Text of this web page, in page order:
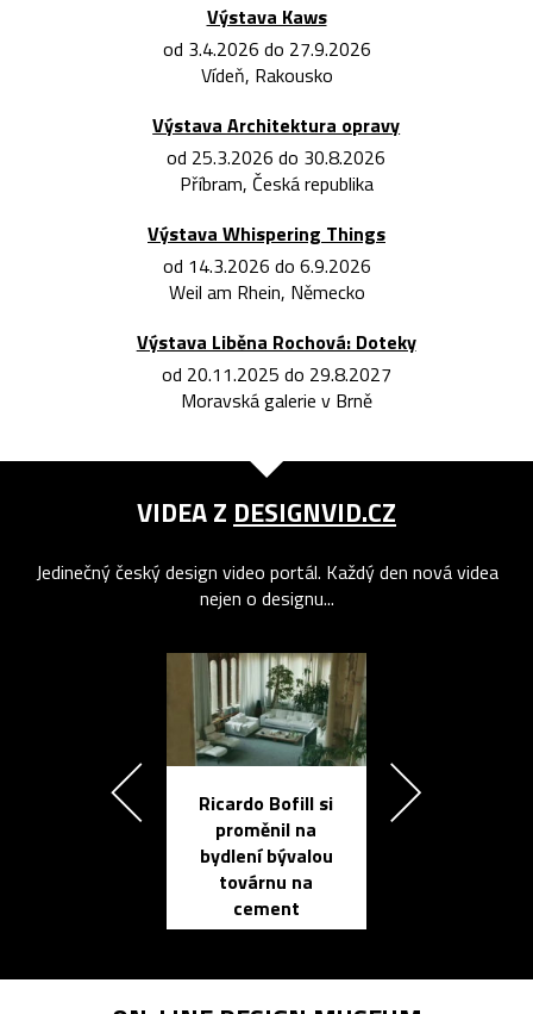
Výstava Kaws
od 3.4.2026 do 27.9.2026
Vídeň, Rakousko
Výstava Architektura opravy
od 25.3.2026 do 30.8.2026
Příbram, Česká republika
Výstava Whispering Things
od 14.3.2026 do 6.9.2026
Weil am Rhein, Německo
Výstava Liběna Rochová: Doteky
od 20.11.2025 do 29.8.2027
Moravská galerie v Brně
VIDEA Z DESIGNVID.CZ
Jedinečný český design video portál. Každý den nová videa
nejen o designu...
Ricardo Bofill si
proměnil na
bydlení bývalou
továrnu na
cement